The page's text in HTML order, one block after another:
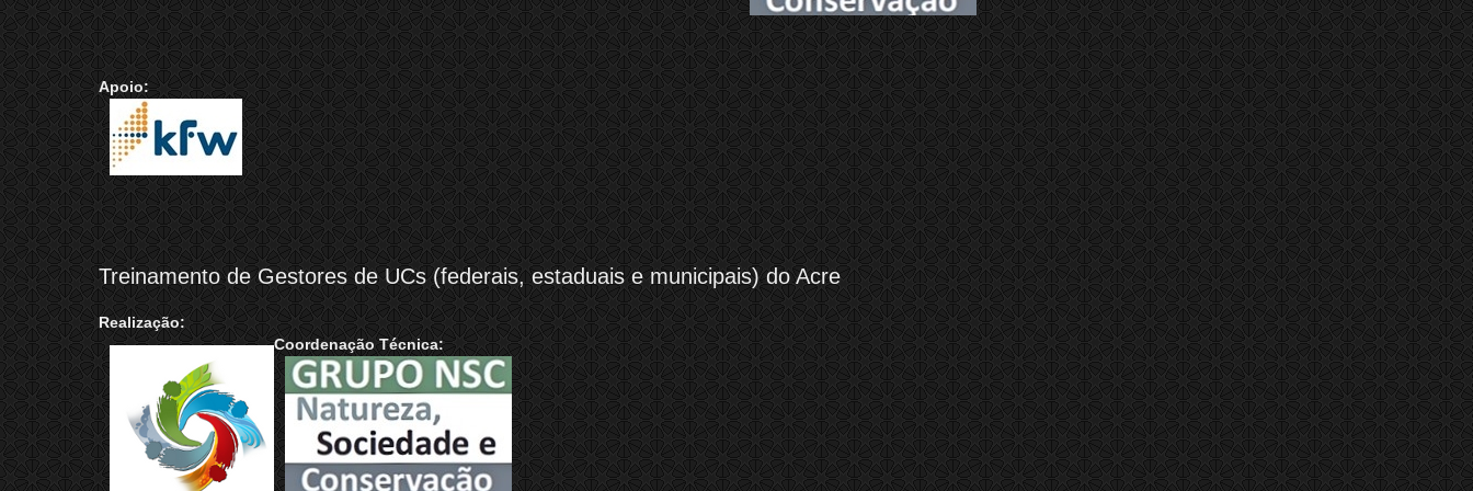
Apoio:
Treinamento de Gestores de UCs (federais, estaduais e municipais) do Acre
Realização:
Coordenação Técnica: